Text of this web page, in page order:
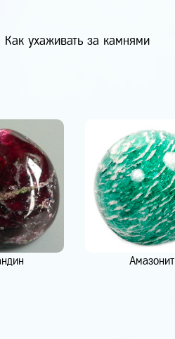
Как ухаживать за камнями
Амазонит